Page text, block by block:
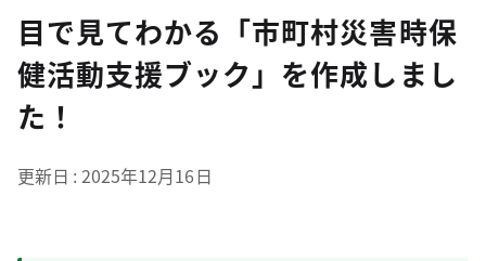
目で見てわかる「市町村災害時保
健活動支援ブック」を作成しまし
た！
更新日 2025年12月16日